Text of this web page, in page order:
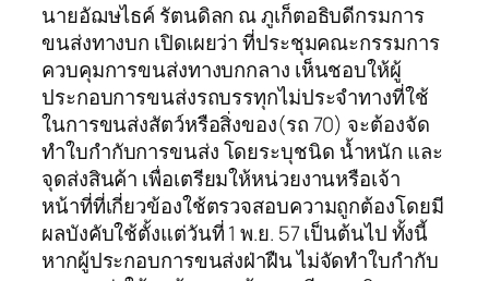
นายอัฌษไธค์ รัตนดิลก ณ ภูเก็ตอธิบดีกรมการ
ขนส่งทางบก เปิดเผยว่า ที่ประชุมคณะกรรมการ
ควบคุมการขนส่งทางบกกลาง เห็นชอบให้ผู้
ประกอบการขนส่งรถบรรทุกไม่ประจำทางที่ใช้
ในการขนส่งสัตว์หรือสิ่งของ(รถ 70) จะต้องจัด
ทำใบกำกับการขนส่ง โดยระบุชนิด น้ำหนัก และ
จุดส่งสินค้า เพื่อเตรียมให้หน่วยงานหรือเจ้า
หน้าที่ที่เกี่ยวข้องใช้ตรวจสอบความถูกต้องโดยมี
ผลบังคับใช้ตั้งแต่วันที่ 1 พ.ย. 57 เป็นต้นไป ทั้งนี้
หากผู้ประกอบการขนส่งฝ่าฝืน ไม่จัดทำใบกำกับ